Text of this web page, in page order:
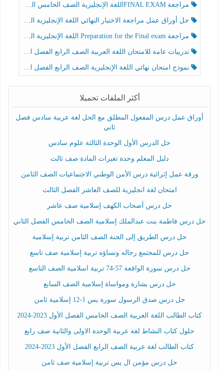
مراجعة FINAL EXAMاللغة الإنجليزية الصف الخامس الفصل الثالث
حل أوراق عمل مراجعة الاختبار النهائي اللغة الإنجليزية الصف الرابع الفصل الثالث
مراجعة Preparation for the Final exam اللغة الإنجليزية الصف الرابع الفصل الثالث
تدريبات عامة للامتحان اللغة العربية الصف الرابع الفصل الثالث
نموذج امتحان نهائي اللغة الإنجليزية الصف الرابع الفصل الثالث
أكثر الملفات تحميلا
أوراق عمل درس المفعول المطلق مع الحل لغة عربية سادس فصل
ثاني
حل الدرس الأول الوحدة الثالثة علوم سادس
دليل المعلم وحدة تغيرات المادة صف ثالث
ورقة عمل إثرائية درس الأمن الوطني الاجتماعيات الصف الثامن
امتحان لغة انجليزية للصف العاشر الفصل الثالث
حل درس أصحاب الكهف إسلامية صف عاشر
حل درس فاطمة بنت عبدالملك إسلامية الصف الخامس الفصل الثاني
حل درس الطريق إلى الجنة الصف الثامن تربية إسلامية
حل درس للمجتمع رجاله ونساؤه تربية إسلامية صف تاسع
حل درس سورة الواقعة 57-74 تربية اسلامية الصف التاسع
حل درس بشارة ومواساة إسلامية الصف السابع
حل درس صدق الرسول سورة يس 1-12 إسلامية ثامن
كتاب الطالب اللغة العربية الصف الخامس الفصل الأول 2023-2024
حلول كتاب النشاط لغة عربية الوحدة الاولى والثانية صف رابع
كتاب الطالب لغة عربية الصف الرابع الفصل الأول 2023-2024
حل درس مؤمن ال يس تربية إسلامية صف ثامن